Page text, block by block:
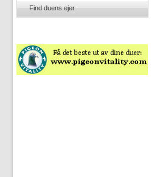
Find duens ejer